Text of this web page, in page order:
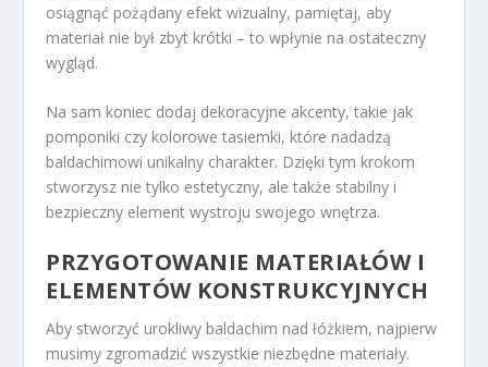
osiągnąć pożądany efekt wizualny, pamiętaj, aby
materiał nie był zbyt krótki – to wpłynie na ostateczny
wygląd.
Na sam koniec dodaj dekoracyjne akcenty, takie jak
pomponiki czy kolorowe tasiemki, które nadadzą
baldachimowi unikalny charakter. Dzięki tym krokom
stworzysz nie tylko estetyczny, ale także stabilny i
bezpieczny element wystroju swojego wnętrza.
PRZYGOTOWANIE MATERIAŁÓW I
ELEMENTÓW KONSTRUKCYJNYCH
Aby stworzyć urokliwy baldachim nad łóżkiem, najpierw
musimy zgromadzić wszystkie niezbędne materiały.